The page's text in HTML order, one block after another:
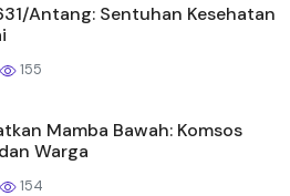
Antang: Sentuhan Kesehatan
155
Mamba Bawah: Komsos
Warga
154